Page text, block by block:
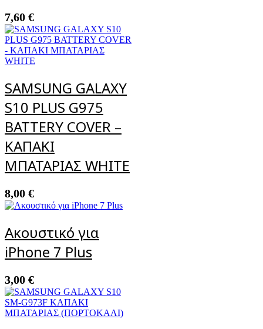
7,60 €
SAMSUNG GALAXY
S10 PLUS G975
BATTERY COVER –
ΚΑΠΑΚΙ
ΜΠΑΤΑΡΙΑΣ WHITE
8,00 €
Ακουστικό για
iPhone 7 Plus
3,00 €